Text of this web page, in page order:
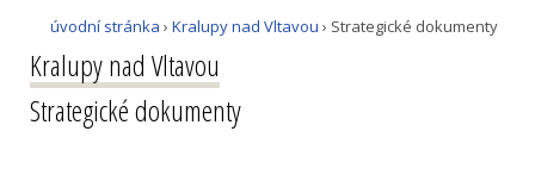
úvodní stránka › Kralupy nad Vltavou › Strategické dokumenty
Kralupy nad Vltavou
Strategické dokumenty